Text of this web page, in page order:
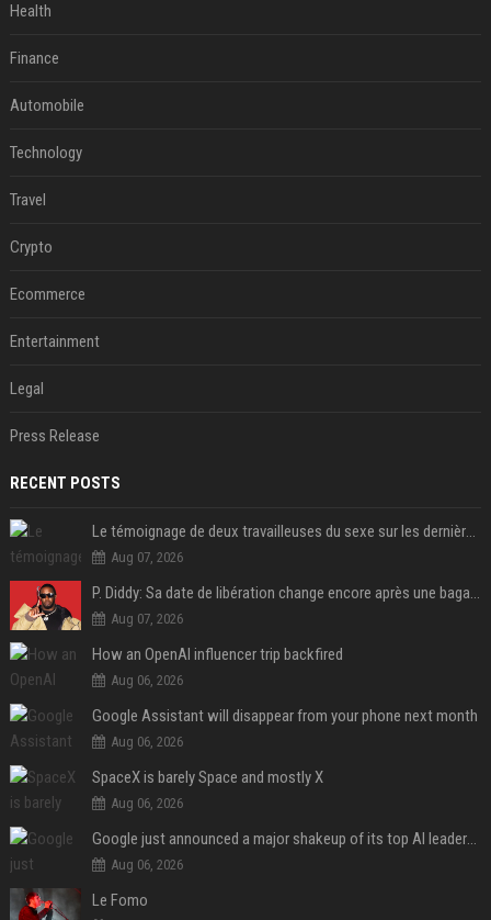
Health
Finance
Automobile
Technology
Travel
Crypto
Ecommerce
Entertainment
Legal
Press Release
RECENT POSTS
Le témoignage de deux travailleuses du sexe sur les dernières heures de Liam Payne a été dévoilé
Aug 07, 2026
P. Diddy: Sa date de libération change encore après une bagarre
Aug 07, 2026
How an OpenAI influencer trip backfired
Aug 06, 2026
Google Assistant will disappear from your phone next month
Aug 06, 2026
SpaceX is barely Space and mostly X
Aug 06, 2026
Google just announced a major shakeup of its top AI leadership
Aug 06, 2026
Le Fomo